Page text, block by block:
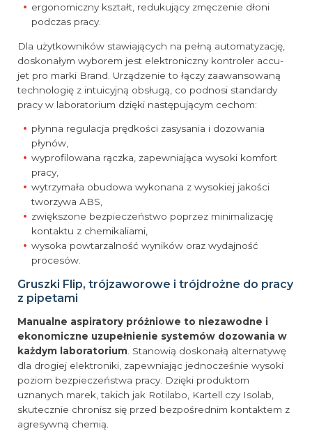
ergonomiczny kształt, redukujący zmęczenie dłoni
podczas pracy.
Dla użytkowników stawiających na pełną automatyzację,
doskonałym wyborem jest elektroniczny kontroler accu-
jet pro marki Brand. Urządzenie to łączy zaawansowaną
technologię z intuicyjną obsługą, co podnosi standardy
pracy w laboratorium dzięki następującym cechom:
płynna regulacja prędkości zasysania i dozowania
płynów,
wyprofilowana rączka, zapewniająca wysoki komfort
pracy,
wytrzymała obudowa wykonana z wysokiej jakości
tworzywa ABS,
zwiększone bezpieczeństwo poprzez minimalizację
kontaktu z chemikaliami,
wysoka powtarzalność wyników oraz wydajność
procesów.
Gruszki Flip, trójzaworowe i trójdrożne do pracy
z pipetami
Manualne aspiratory próżniowe to niezawodne i
ekonomiczne uzupełnienie systemów dozowania w
każdym laboratorium. Stanowią doskonałą alternatywę
dla drogiej elektroniki, zapewniając jednocześnie wysoki
poziom bezpieczeństwa pracy. Dzięki produktom
uznanych marek, takich jak Rotilabo, Kartell czy Isolab,
skutecznie chronisz się przed bezpośrednim kontaktem z
agresywną chemią.